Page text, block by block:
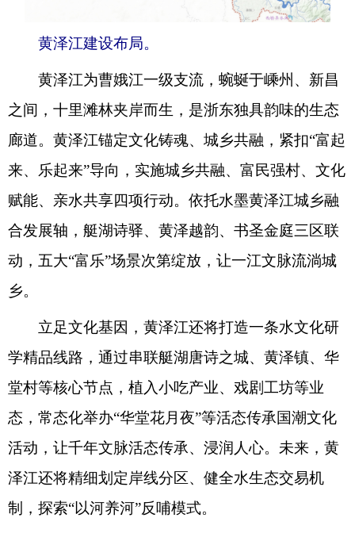
黄泽江建设布局。
黄泽江为曹娥江一级支流，蜿蜒于嵊州、新昌
之间，十里滩林夹岸而生，是浙东独具韵味的生态
廊道。黄泽江锚定文化铸魂、城乡共融，紧扣“富起
来、乐起来”导向，实施城乡共融、富民强村、文化
赋能、亲水共享四项行动。依托水墨黄泽江城乡融
合发展轴，艇湖诗驿、黄泽越韵、书圣金庭三区联
动，五大“富乐”场景次第绽放，让一江文脉流淌城
乡。
立足文化基因，黄泽江还将打造一条水文化研
学精品线路，通过串联艇湖唐诗之城、黄泽镇、华
堂村等核心节点，植入小吃产业、戏剧工坊等业
态，常态化举办“华堂花月夜”等活态传承国潮文化
活动，让千年文脉活态传承、浸润人心。未来，黄
泽江还将精细划定岸线分区、健全水生态交易机
制，探索“以河养河”反哺模式。